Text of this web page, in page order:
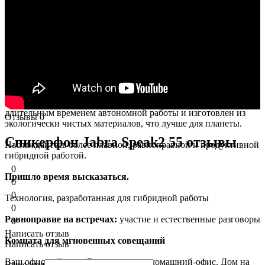
Элегантный новый дизайн премиум-класса более
портативный и прочный, чем когда-либо прежде, с более
длительным временем автономной работы и изготовлен из
экологически чистых материалов, что лучше для планеты.
Наслаждайтесь более плавной, равноправной и продуктивной
гибридной работой.
Пришло время высказаться.
Технология, разработанная для гибридной работы
Равноправие на встречах: участие и естественные разговоры
Комната для мгновенных совещаний
Ваш офисный стол. Ваша кладовая-домашний-офис. Дом на
Отзывы0
Спикерфон Jabra Speak2 55 отзывы
0
0
0
0
0
Написать отзыв
Написать отзыв